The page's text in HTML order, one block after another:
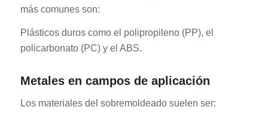
más comunes son:
Plásticos duros como el polipropileno (PP), el
policarbonato (PC) y el ABS.
Metales en campos de aplicación
Los materiales del sobremoldeado suelen ser: